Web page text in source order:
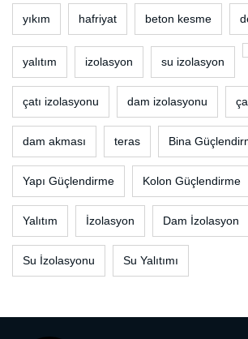
yıkım hafriyat beton kesme
yalıtım izolasyon su izolasyon
çatı izolasyonu dam izolasyonu
dam akması teras Bina
Yapı Güçlendirme Kolon Güçlendirme
Yalıtım İzolasyon Dam İzolasyon
Su İzolasyonu Su Yalıtımı